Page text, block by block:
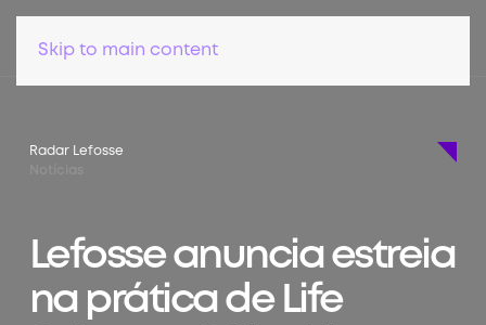
Skip to main content
Radar Lefosse
Lefosse anuncia estreia
na prática de Life